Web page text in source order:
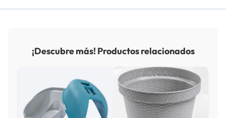
¡Descubre más! Productos relacionados